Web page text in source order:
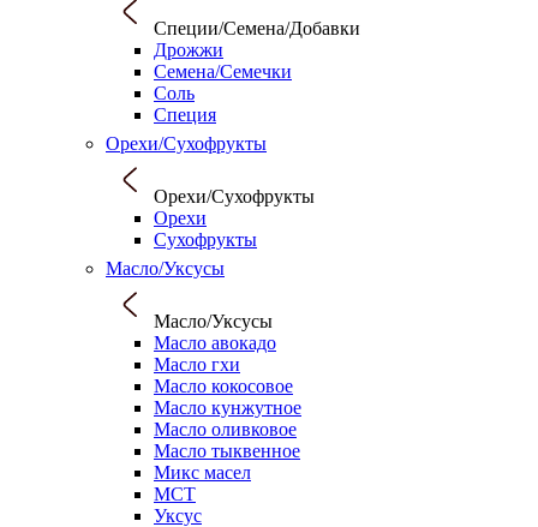
Специи/Семена/Добавки
Дрожжи
Семена/Семечки
Соль
Специя
Орехи/Сухофрукты
Орехи/Сухофрукты
Орехи
Сухофрукты
Масло/Уксусы
Масло/Уксусы
Масло авокадо
Масло гхи
Масло кокосовое
Масло кунжутное
Масло оливковое
Масло тыквенное
Микс масел
МСТ
Уксус